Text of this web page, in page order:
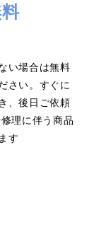
い場合は無料
さい。すぐに
、後日ご依頼
理に伴う商品
す